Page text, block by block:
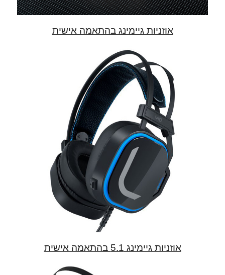
אוזניות גיימינג בהתאמה אישית
אוזניות גיימינג 5.1 בהתאמה אישית